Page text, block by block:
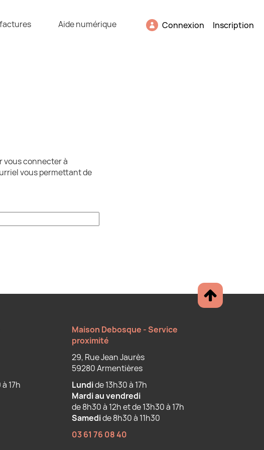
Aide numérique Connexion Inscription
vous connecter à
vous permettant de
17h
Maison Debosque - Service
proximité
29, Rue Jean Jaurès
59280 Armentières
Lundide 13h30 à 17h
Mardi au vendredi
de 8h30 à 12h et de 13h30 à 17h
Samedide 8h30 à 11h30
03 61 76 08 40